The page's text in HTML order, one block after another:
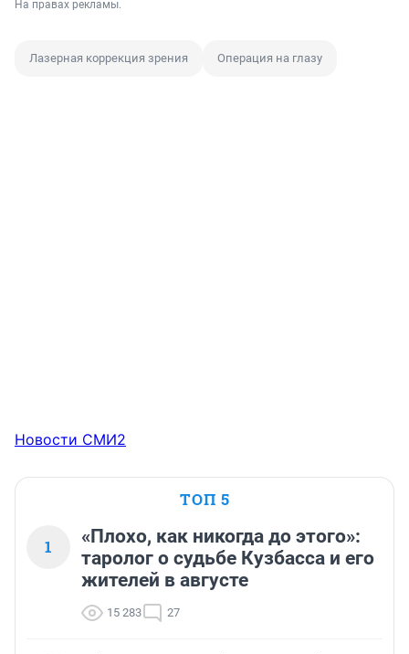
На правах рекламы.
Лазерная коррекция зрения Операция на глазу
Новости СМИ2
ТОП 5
1
«Плохо, как никогда до этого»:
таролог о судьбе Кузбасса и его
жителей в августе
15 283 27